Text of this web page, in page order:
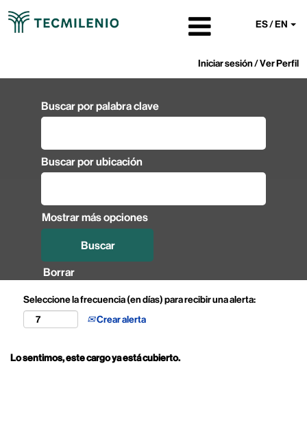
ES / EN
Iniciar sesión / Ver Perfil
Buscar por palabra clave
Buscar por ubicación
Mostrar más opciones
Borrar
Seleccione la frecuencia (en días) para recibir una alerta:
Crear alerta
Lo sentimos, este cargo ya está cubierto.